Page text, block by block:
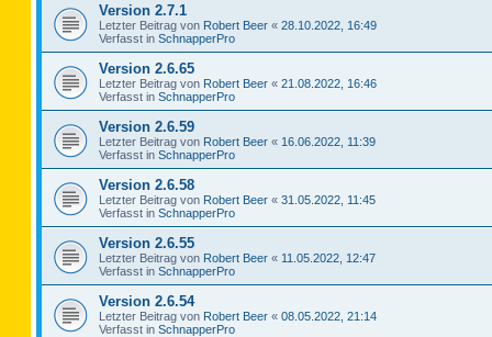
Version 2.7.1
Letzter Beitrag von Robert Beer « 28.10.2022, 16:49
Verfasst in SchnapperPro
Version 2.6.65
Letzter Beitrag von Robert Beer « 21.08.2022, 16:46
Verfasst in SchnapperPro
Version 2.6.59
Letzter Beitrag von Robert Beer « 16.06.2022, 11:39
Verfasst in SchnapperPro
Version 2.6.58
Letzter Beitrag von Robert Beer « 31.05.2022, 11:45
Verfasst in SchnapperPro
Version 2.6.55
Letzter Beitrag von Robert Beer « 11.05.2022, 12:47
Verfasst in SchnapperPro
Version 2.6.54
Letzter Beitrag von Robert Beer « 08.05.2022, 21:14
Verfasst in SchnapperPro